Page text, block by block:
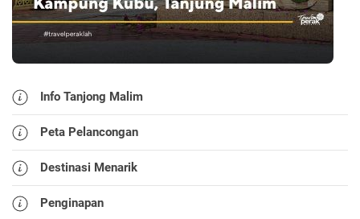
Info Tanjong Malim
Peta Pelancongan
Destinasi Menarik
Penginapan